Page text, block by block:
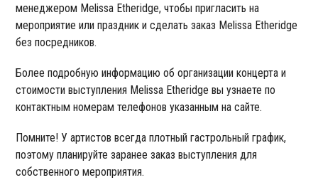
менеджером Melissa Etheridge, чтобы пригласить на
мероприятие или праздник и сделать заказ Melissa Etheridge
без посредников.
Более подробную информацию об организации концерта и
стоимости выступления Melissa Etheridge вы узнаете по
контактным номерам телефонов указанным на сайте.
Помните! У артистов всегда плотный гастрольный график,
поэтому планируйте заранее заказ выступления для
собственного мероприятия.